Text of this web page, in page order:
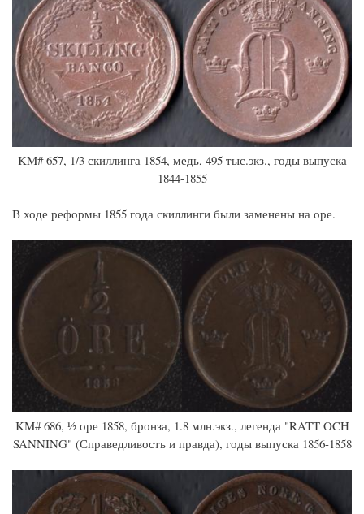
KM# 657, 1/3 скиллинга 1854, медь, 495 тыс.экз., годы выпуска
1844-1855
В ходе реформы 1855 года скиллинги были заменены на оре.
KM# 686, ½ оре 1858, бронза, 1.8 млн.экз., легенда "RATT OCH
SANNING" (Справедливость и правда), годы выпуска 1856-1858